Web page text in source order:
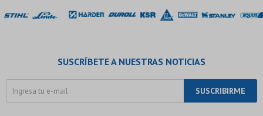
SUSCRÍBETE A NUESTRAS NOTICIAS
SUSCRIBIRME